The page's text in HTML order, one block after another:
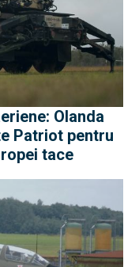
Olanda
Patriot pentru
tace